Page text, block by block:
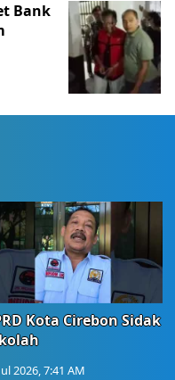
Bank
Kota Cirebon Sidak
2026, 7:41 AM